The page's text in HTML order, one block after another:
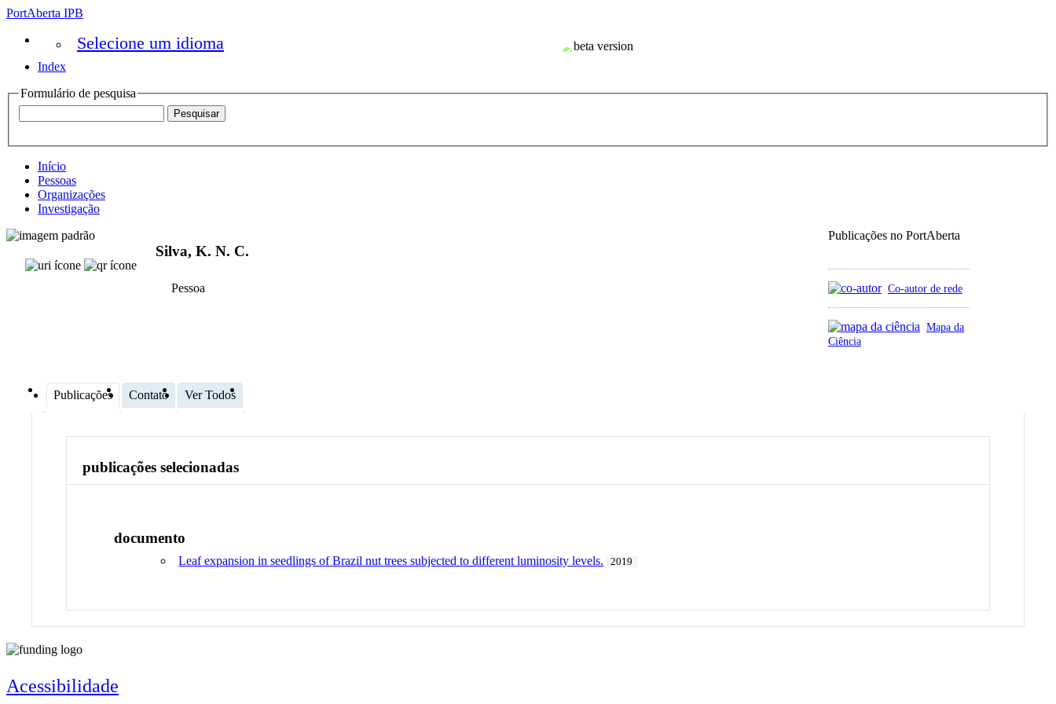
PortAberta IPB
Selecione um idioma
Index
Formulário de pesquisa
Início
Pessoas
Organizações
Investigação
Publicações no PortAberta
Co-autor de rede
Mapa da
Ciência
Silva, K. N. C.
Pessoa
Publicações Contato Ver Todos
publicações selecionadas
documento
Leaf expansion in seedlings of Brazil nut trees subjected to different luminosity levels. 2019
Acessibilidade